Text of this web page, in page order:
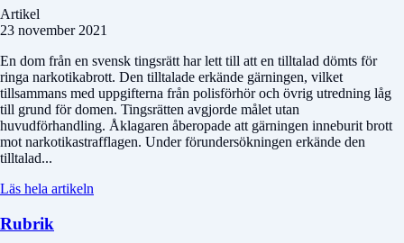
Artikel
23 november 2021
En dom från en svensk tingsrätt har lett till att en tilltalad dömts för
ringa narkotikabrott. Den tilltalade erkände gärningen, vilket
tillsammans med uppgifterna från polisförhör och övrig utredning låg
till grund för domen. Tingsrätten avgjorde målet utan
huvudförhandling. Åklagaren åberopade att gärningen inneburit brott
mot narkotikastrafflagen. Under förundersökningen erkände den
tilltalad...
Läs hela artikeln
Rubrik